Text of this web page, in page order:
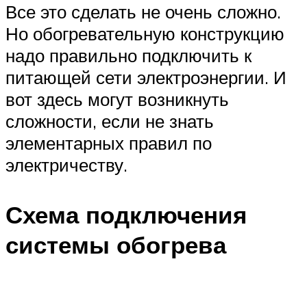
Все это сделать не очень сложно.
Но обогревательную конструкцию
надо правильно подключить к
питающей сети электроэнергии. И
вот здесь могут возникнуть
сложности, если не знать
элементарных правил по
электричеству.
Схема подключения
системы обогрева